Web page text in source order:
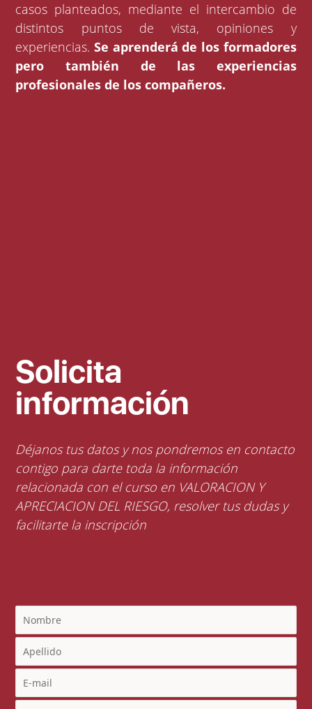
casos planteados, mediante el intercambio de
distintos puntos de vista, opiniones y
experiencias.Se aprenderá de los formadores
pero también de las experiencias
profesionales de los compañeros.
Solicita
información
Déjanos tus datos y nos pondremos en contacto
contigo para darte toda la información
relacionada con el curso en VALORACION Y
APRECIACION DEL RIESGO, resolver tus dudas y
facilitarte la inscripción